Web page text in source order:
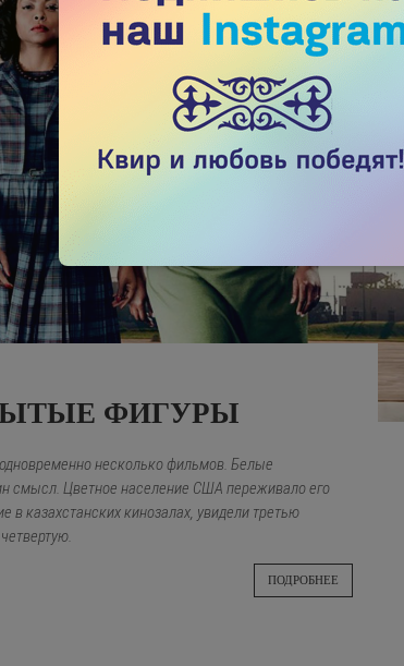
ФИГУРЫ
несколько фильмов. Белые
смысл. Цветное население США переживало его
казахстанских кинозалах, увидели третью
ПОДРОБНЕЕ